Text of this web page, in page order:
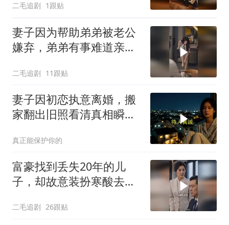
二毛追剧 1跟贴
妻子因为帮助弟弟被老公
嫌弃，弟弟有事难道亲姐
二毛追剧 11跟贴
妻子因初恋执意离婚，搬
家翻出旧照看清真相瞬间
真正能保护你的
富豪找到丢失20年的儿
子，却故意装扮寒酸去相
二毛追剧 26跟贴